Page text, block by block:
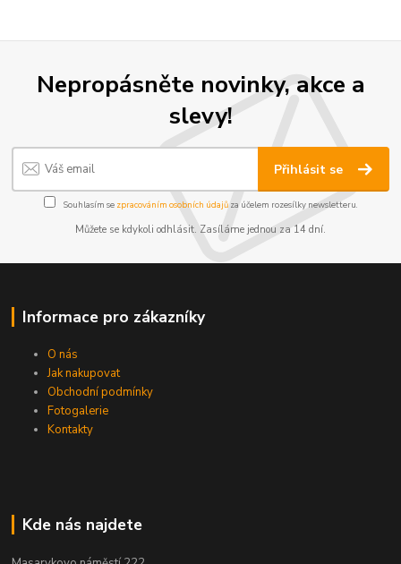
Nepropásněte novinky, akce a
slevy!
Přihlásit se
Souhlasím se zpracováním osobních údajůza účelem rozesílky newsletteru.
Můžete se kdykoli odhlásit. Zasíláme jednou za 14 dní.
Informace pro zákazníky
O nás
Jak nakupovat
Obchodní podmínky
Fotogalerie
Kontakty
Kde nás najdete